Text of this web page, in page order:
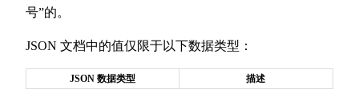
号”的。
JSON 文档中的值仅限于以下数据类型：
JSON 数据类型 描述